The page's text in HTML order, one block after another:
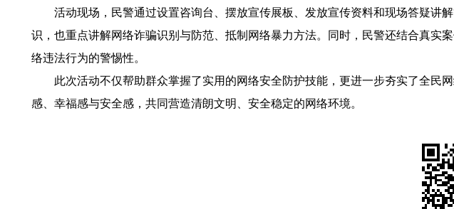
活动现场，民警通过设置咨询台、摆放宣传展板、发放宣传资料和现场答疑讲
识，也重点讲解网络诈骗识别与防范、抵制网络暴力方法。同时，民警还结合真实
络违法行为的警惕性。
此次活动不仅帮助群众掌握了实用的网络安全防护技能，更进一步夯实了全民
感、幸福感与安全感，共同营造清朗文明、安全稳定的网络环境。